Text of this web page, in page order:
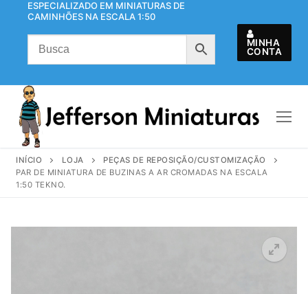
ESPECIALIZADO EM MINIATURAS DE
CAMINHÕES NA ESCALA 1:50
MINHA
CONTA
INÍCIO LOJA
PEÇAS DE REPOSIÇÃO/CUSTOMIZAÇÃO
PAR DE MINIATURA DE BUZINAS A AR CROMADAS NA ESCALA
1:50 TEKNO.